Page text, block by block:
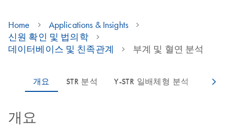
Home
Applications & Insights
신원 확인 및 법의학
데이터베이스 및 친족관계
부계 및 혈연 분석
개요